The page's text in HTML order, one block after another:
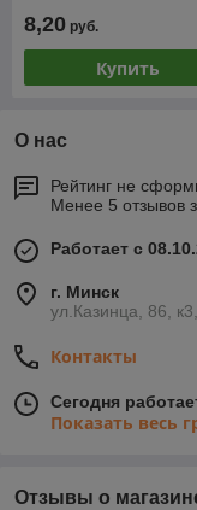
8,20 руб.
Купить
О нас
Рейтинг не
Менее 5 отзывов
Работает с
г. Минск
ул.Казинца, 86,
Контакты
Сегодня
Показать весь
Отзывы о